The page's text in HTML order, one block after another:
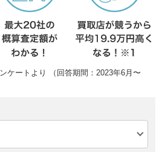
ケートより （回答期間：2023年6月〜